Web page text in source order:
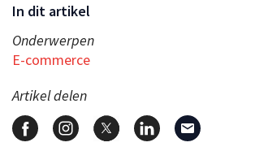
In dit artikel
Onderwerpen
E-commerce
Artikel delen